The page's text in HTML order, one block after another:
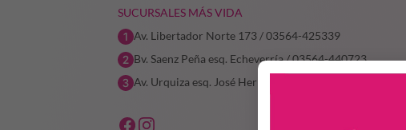
SUCURSALES MÁS VIDA
Av. Libertador Norte 173 / 03564-425339
Bv. Saenz Peña esq. Echeverría / 03564-440723
Av. Urquiza esq. José Hernández / 03564 314136